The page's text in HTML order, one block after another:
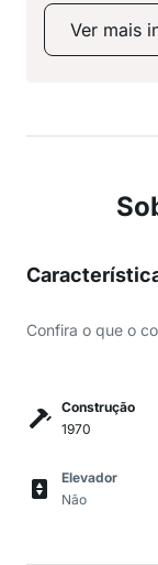
Ver mais
Confira o que o
Construção
1970
Elevador
Não